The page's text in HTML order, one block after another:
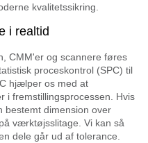
kvalitetssikring.
i realtid
CMM'er og scannere føres
proceskontrol (SPC) til
hjælper os med at
i fremstillingsprocessen. Hvis
bestemt dimension over
værktøjsslitage. Vi kan så
dele går ud af tolerance.